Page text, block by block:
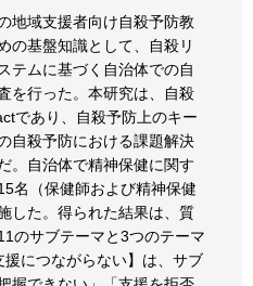
地域支援者向け自殺予防教
の基盤知識として、自殺リ
テムに基づく自治体での自
を行った。本研究は、自殺
であり、自殺予防上のキー
自殺予防における課題解決
。自治体で精神保健に関す
名（保健師および精神保健
した。得られた結果は、質
のサブテーマと3つのテーマ
につながらない】は、サブ